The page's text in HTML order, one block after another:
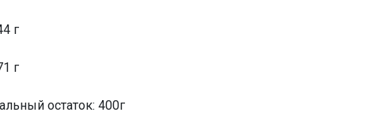
г
г
остаток: 400г